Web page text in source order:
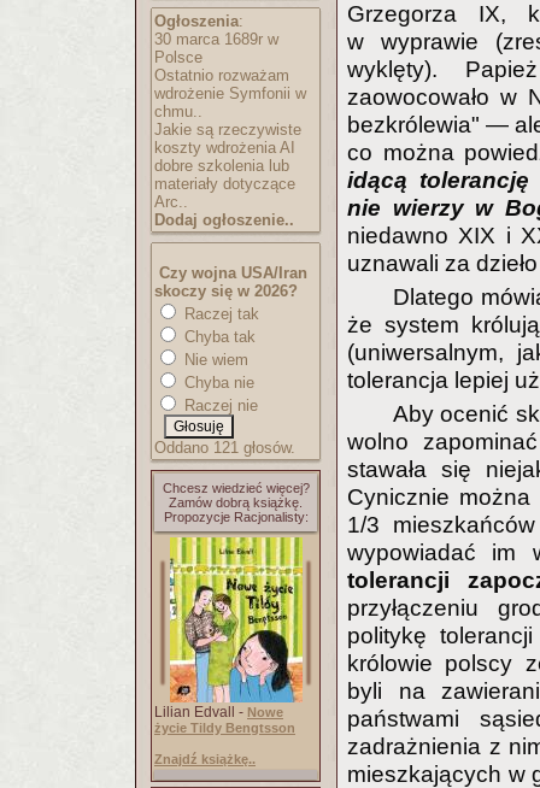
Ogłoszenia:
30 marca 1689r w
Polsce
Ostatnio rozważam
wdrożenie Symfonii w
chmu..
Jakie są rzeczywiste
koszty wdrożenia AI
dobre szkolenia lub
materiały dotyczące
Arc..
Dodaj ogłoszenie..
Czy wojna USA/Iran
skoczy się w 2026?
Raczej tak
Chyba tak
Nie wiem
Chyba nie
Raczej nie
Oddano 121 głosów.
Chcesz wiedzieć więcej?
Zamów dobrą książkę.
Propozycje Racjonalisty:
Lilian Edvall - Nowe
życie Tildy Bengtsson
Znajdź książkę..
Grzegorza IX,
w wyprawie
wyklęty).
zaowocowało w
bezkrólewia" —
co można
idącą tolerancję
nie wierzy w
niedawno XIX i
uznawali za
Dlatego
że system
(uniwersalnym,
tolerancja lepiej
Aby ocenić
wolno
stawała się
Cynicznie
1/3
wypowiadać im
tolerancji
przyłączeniu
politykę
królowie polscy
byli na
państwami
zadrażnienia z
mieszkających w